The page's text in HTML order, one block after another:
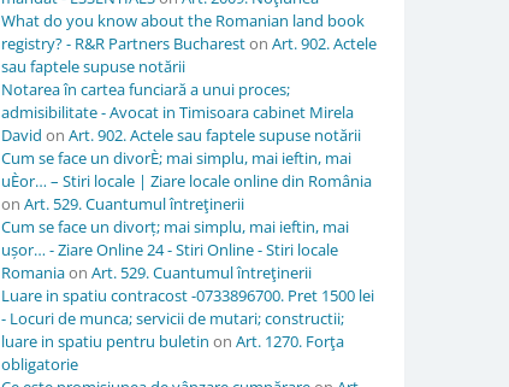
What do you know about the Romanian land book
registry? - R&R Partners Buchareston Art. 902. Actele
sau faptele supuse notării
Notarea în cartea funciară a unui proces;
admisibilitate - Avocat in Timisoara cabinet Mirela
David on Art. 902. Actele sau faptele supuse notării
Cum se face un divorÈ; mai simplu, mai ieftin, mai
uÈor… – Stiri locale | Ziare locale online din România
on Art. 529. Cuantumul întreţinerii
Cum se face un divorț; mai simplu, mai ieftin, mai
ușor… - Ziare Online 24 - Stiri Online - Stiri locale
Romaniaon Art. 529. Cuantumul întreţinerii
Luare in spatiu contracost -0733896700. Pret 1500 lei
- Locuri de munca; servicii de mutari; constructii;
luare in spatiu pentru buletin on Art. 1270. Forţa
obligatorie